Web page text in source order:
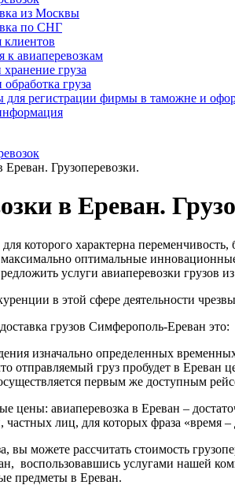
из Москвы
по СНГ
к авиаперевозкам
хранение груза
груза
для регистрации фирмы в таможне и
Ереван. Грузоперевозки.
в Ереван.
которого характерна
оптимальные
услуги авиаперевозки грузов
в этой сфере деятельности
грузов Симферополь-Ереван это:
изначально определенных
отправляемый груз пробудет в Ереван
первым же доступным
цены: авиаперевозка в Ереван –
лиц, для которых фраза «время –
вы можете рассчитать стоимость
воспользовавшись услугами нашей
предметы в Ереван.